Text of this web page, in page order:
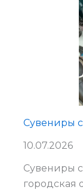
Сувениры
10.07.2026
Сувениры
городская